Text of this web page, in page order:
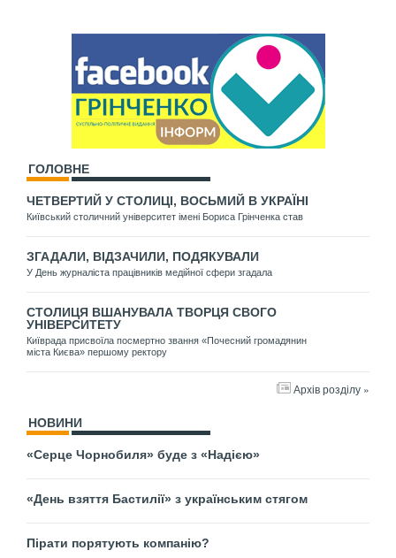
ГОЛОВНЕ
ЧЕТВЕРТИЙ У СТОЛИЦІ, ВОСЬМИЙ В УКРАЇНІ
Київський столичний університет імені Бориса Грінченка став
ЗГАДАЛИ, ВІДЗАЧИЛИ, ПОДЯКУВАЛИ
У День журналіста працівників медійної сфери згадала
СТОЛИЦЯ ВШАНУВАЛА ТВОРЦЯ СВОГО
УНІВЕРСИТЕТУ
Київрада присвоїла посмертно звання «Почесний громадянин
міста Києва» першому ректору
Архів розділу »
НОВИНИ
«Серце Чорнобиля» буде з «Надією»
«День взяття Бастилії» з українським стягом
Пірати порятують компанію?